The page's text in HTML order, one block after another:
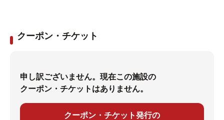
クーポン・チケット
申し訳ございません。現在この施設の
クーポン・チケットはありません。
クーポン・チケット発行の